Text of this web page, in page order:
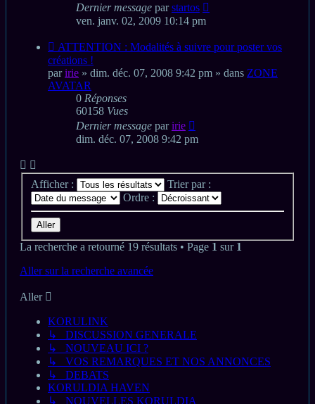
Dernier message parstartos
ven. janv. 02, 2009 10:14 pm
Nouveau
message
ATTENTION : Modalités à suivre pour poster vos
créations !
paririe » dim. déc. 07, 2008 9:42 pm » dans ZONE
AVATAR
0 Réponses
60158 Vues
Dernier message paririe
dim. déc. 07, 2008 9:42 pm
Afficher :
Trier par :
Ordre :
La recherche a retourné 19 résultats • Page 1 sur 1
Aller sur la recherche avancée
Aller
KORULINK
↳ DISCUSSION GENERALE
↳ NOUVEAU ICI ?
↳ VOS REMARQUES ET NOS ANNONCES
↳ DEBATS
KORULDIA HAVEN
↳ NOUVELLES KORULDIA